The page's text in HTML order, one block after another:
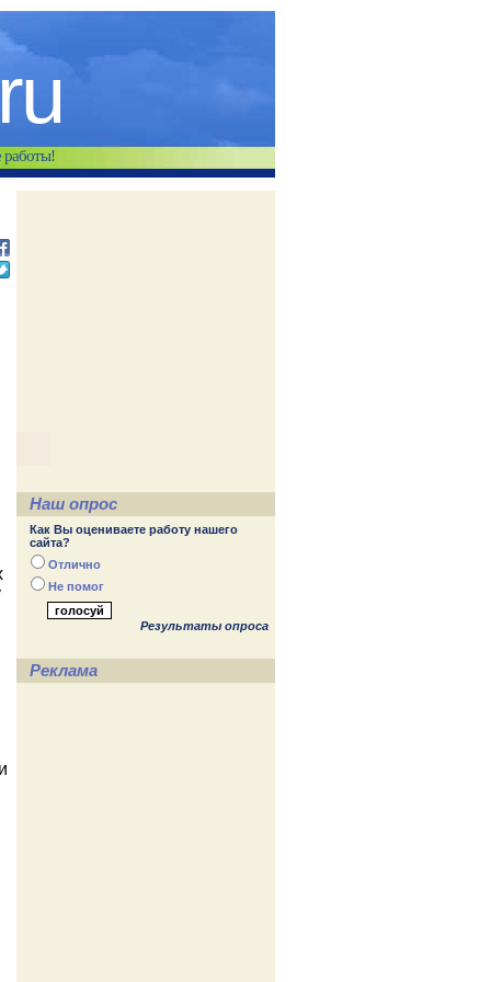
работы!
Наш опрос
Как Вы оцениваете работу нашего
сайта?
Отлично
Не помог
Результаты опроса
Реклама